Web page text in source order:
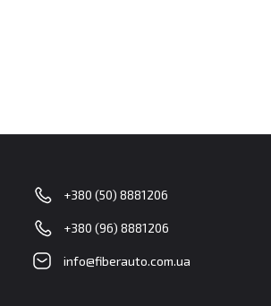
+380 (50) 8881206
+380 (96) 8881206
info@fiberauto.com.ua